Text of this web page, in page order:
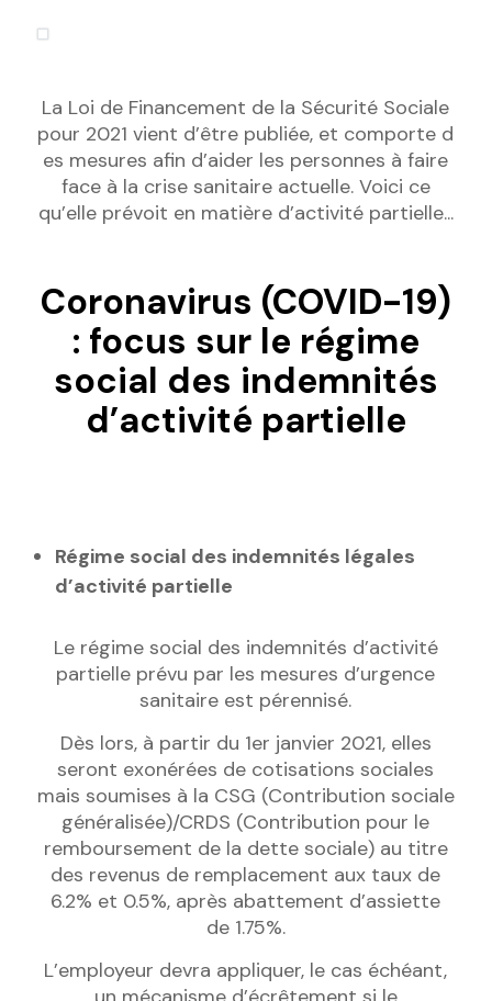
La Loi de Financement de la Sécurité Sociale
pour 2021 vient d’être publiée, et comporte d
es mesures afin d’aider les personnes à faire
face à la crise sanitaire actuelle. Voici ce
qu’elle prévoit en matière d’activité partielle...
Coronavirus (COVID-19)
: focus sur le régime
social des indemnités
d’activité partielle
Régime social des indemnités légales
d’activité partielle
Le régime social des indemnités d’activité
partielle prévu par les mesures d’urgence
sanitaire est pérennisé.
Dès lors, à partir du 1er janvier 2021, elles
seront exonérées de cotisations sociales
mais soumises à la CSG (Contribution sociale
généralisée)/CRDS (Contribution pour le
remboursement de la dette sociale) au titre
des revenus de remplacement aux taux de
6.2% et 0.5%, après abattement d’assiette
de 1.75%.
L’employeur devra appliquer, le cas échéant,